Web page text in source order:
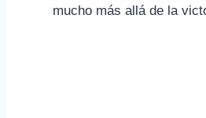
mucho más allá de la